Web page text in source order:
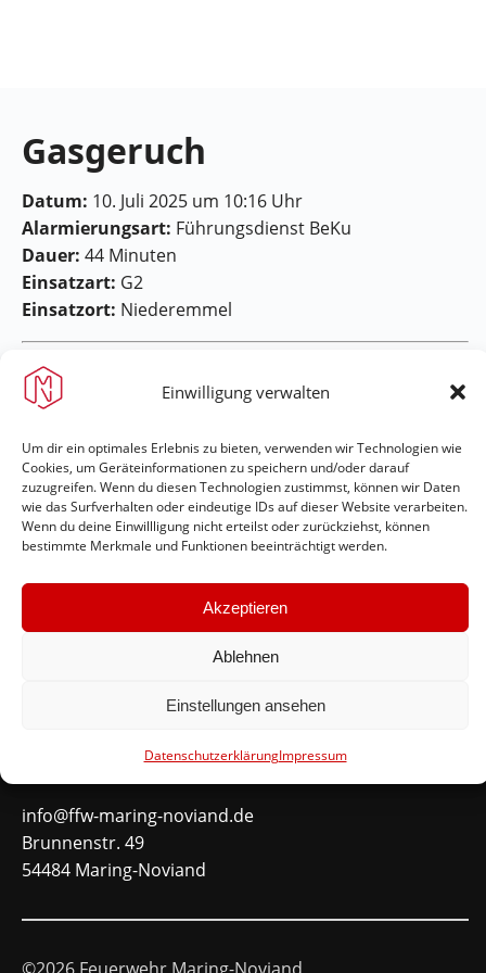
Einwilligung verwalten
Um dir ein optimales Erlebnis zu bieten, verwenden wir Technologien wie
Cookies, um Geräteinformationen zu speichern und/oder darauf
zuzugreifen. Wenn du diesen Technologien zustimmst, können wir Daten
wie das Surfverhalten oder eindeutige IDs auf dieser Website verarbeiten.
Wenn du deine Einwillligung nicht erteilst oder zurückziehst, können
bestimmte Merkmale und Funktionen beeinträchtigt werden.
Akzeptieren
Ablehnen
Einstellungen ansehen
DatenschutzerklärungImpressum
Gasgeruch
Datum: 10. Juli 2025 um 10:16 Uhr
Alarmierungsart: Führungsdienst BeKu
Dauer: 44 Minuten
Einsatzart: G2
Einsatzort: Niederemmel
Feuerwehr Maring-Noviand
#immerda
Schnellinks
info@ffw-maring-noviand.de
Brunnenstr. 49
54484 Maring-Noviand
©2026 Feuerwehr Maring-Noviand